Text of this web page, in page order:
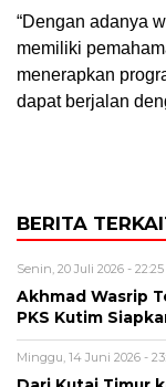
“Dengan adanya
memiliki
menerapkan
dapat berjalan
BERITA
Senin, 20 Juli 2026 -
Akhmad Wasrip
PKS Kutim
Minggu, 14 Juni 2026 -